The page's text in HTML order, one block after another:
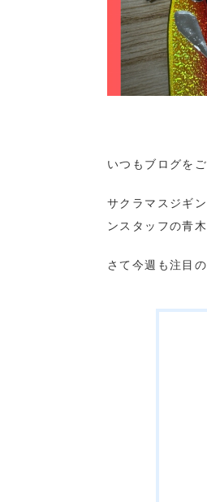
いつもブログを
サクラマスジギ
ンスタッフの青木
さて今週も注目